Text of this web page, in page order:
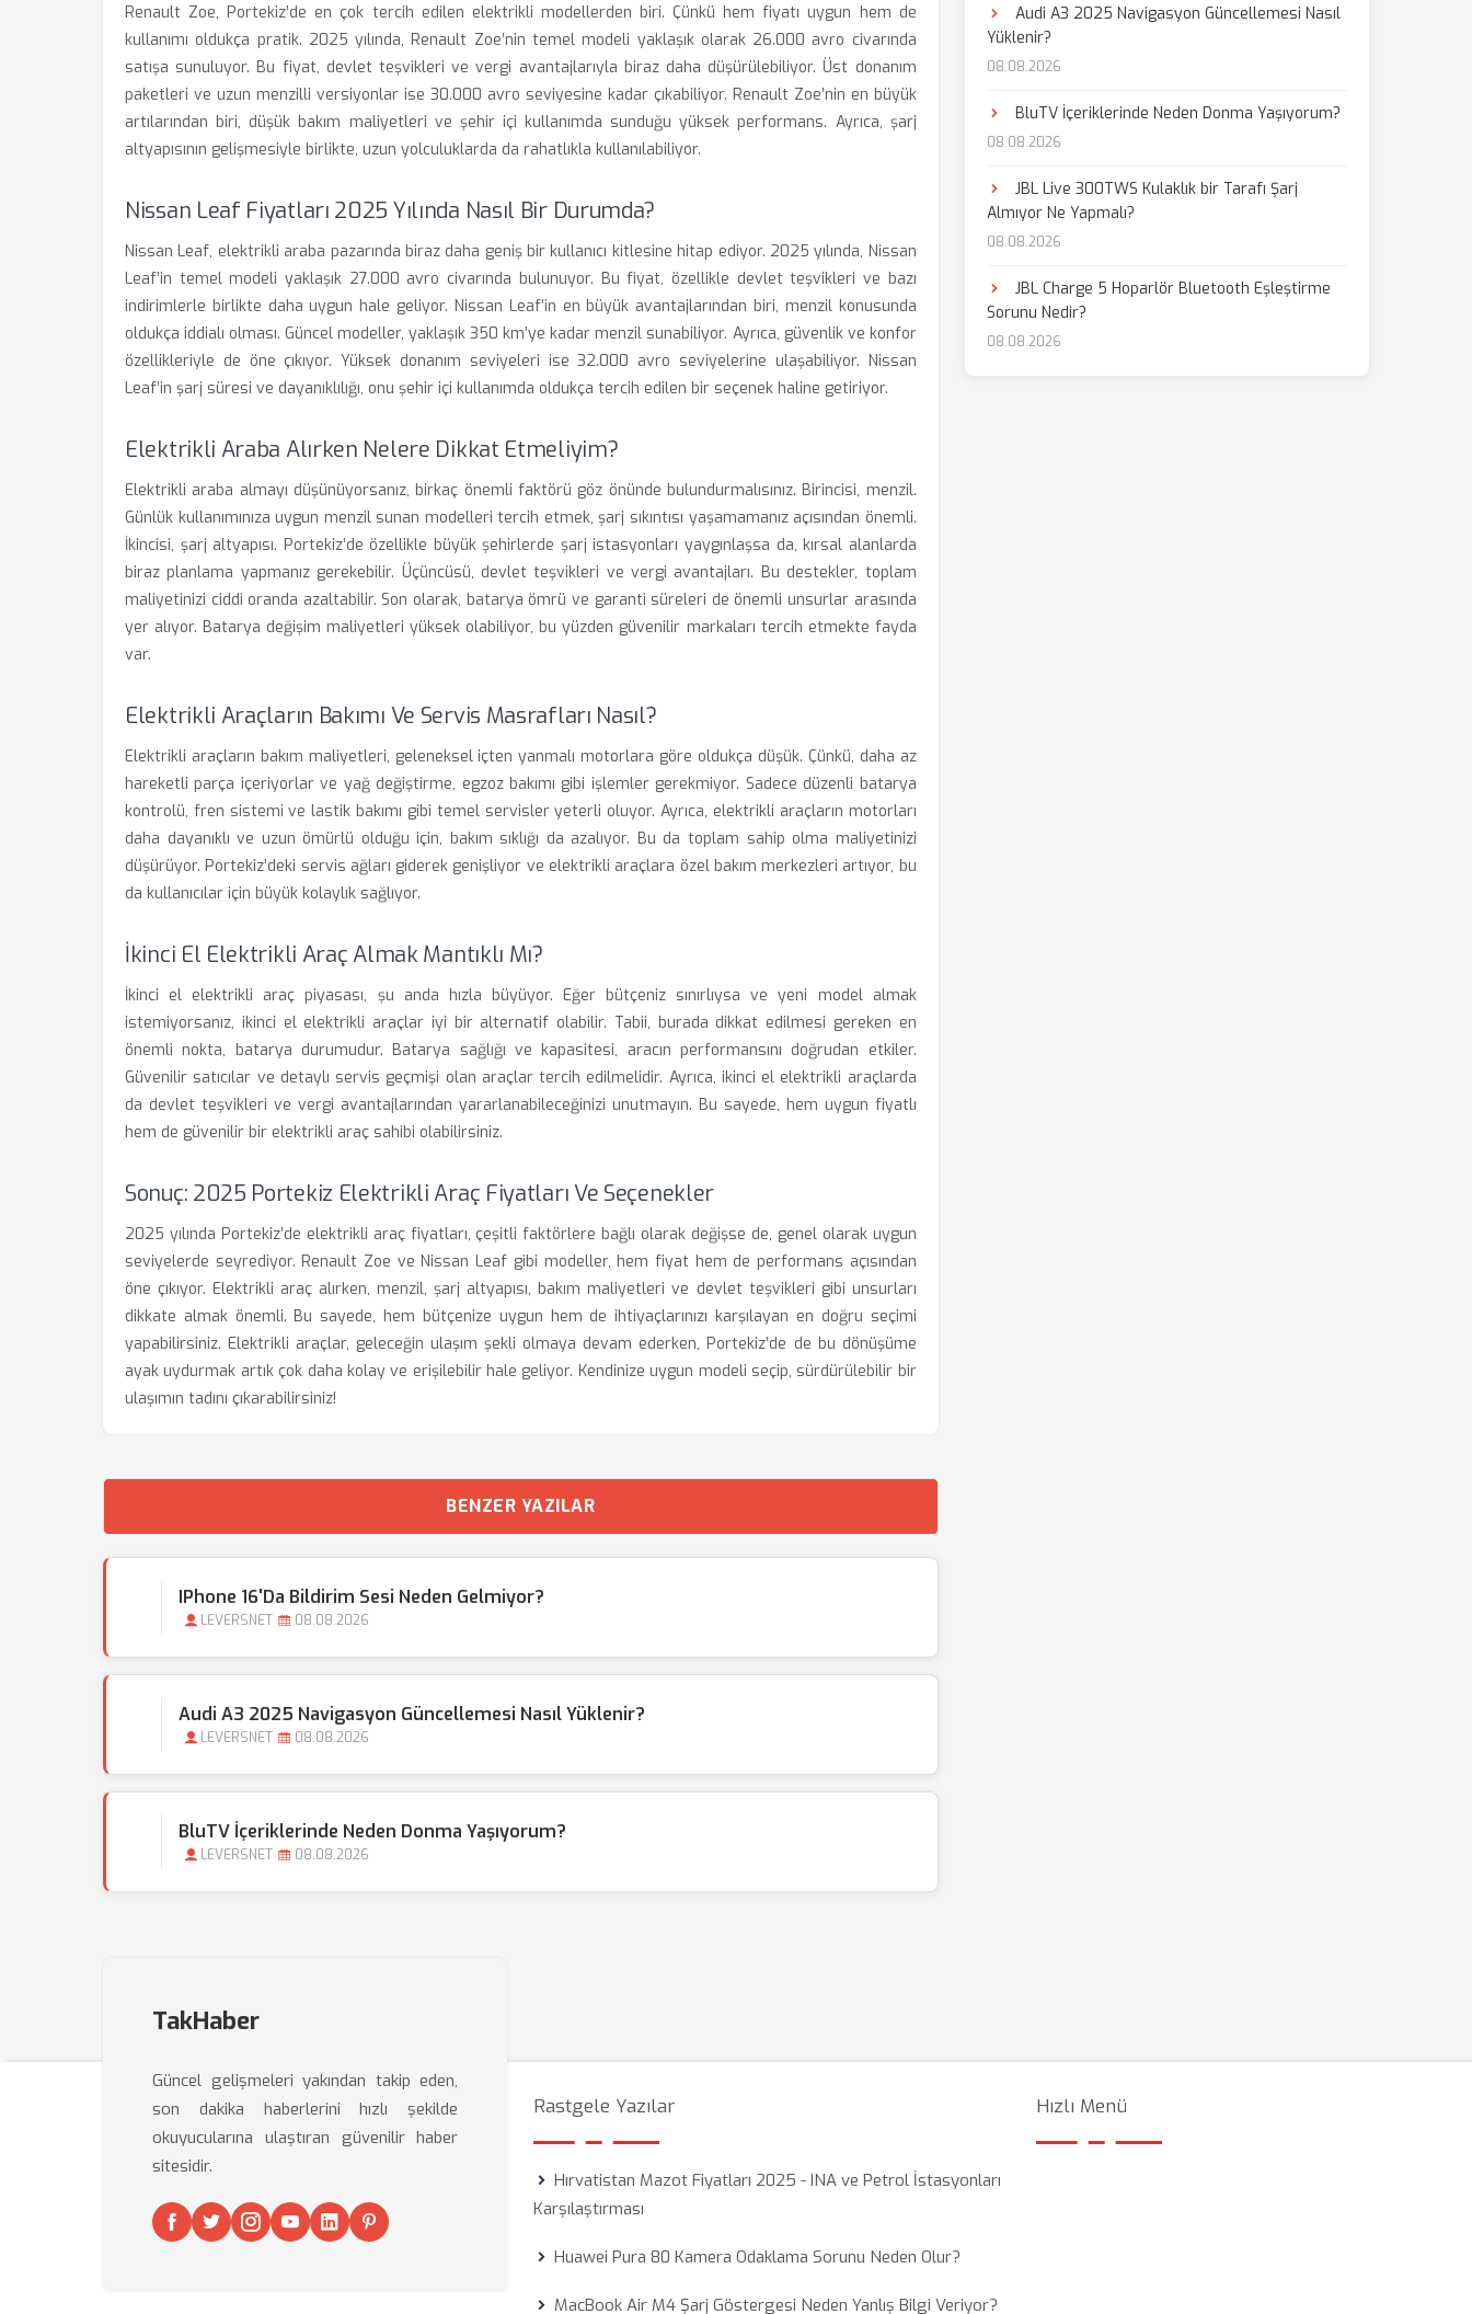
Renault Zoe, Portekiz’de en çok tercih edilen elektrikli modellerden biri. Çünkü hem fiyatı uygun hem de
kullanımı oldukça pratik. 2025 yılında, Renault Zoe’nin temel modeli yaklaşık olarak 26.000 avro civarında
satışa sunuluyor. Bu fiyat, devlet teşvikleri ve vergi avantajlarıyla biraz daha düşürülebiliyor. Üst donanım
paketleri ve uzun menzilli versiyonlar ise 30.000 avro seviyesine kadar çıkabiliyor. Renault Zoe’nin en büyük
artılarından biri, düşük bakım maliyetleri ve şehir içi kullanımda sunduğu yüksek performans. Ayrıca, şarj
altyapısının gelişmesiyle birlikte, uzun yolculuklarda da rahatlıkla kullanılabiliyor.
Nissan Leaf Fiyatları 2025 Yılında Nasıl Bir Durumda?
Nissan Leaf, elektrikli araba pazarında biraz daha geniş bir kullanıcı kitlesine hitap ediyor. 2025 yılında, Nissan
Leaf’in temel modeli yaklaşık 27.000 avro civarında bulunuyor. Bu fiyat, özellikle devlet teşvikleri ve bazı
indirimlerle birlikte daha uygun hale geliyor. Nissan Leaf’in en büyük avantajlarından biri, menzil konusunda
oldukça iddialı olması. Güncel modeller, yaklaşık 350 km’ye kadar menzil sunabiliyor. Ayrıca, güvenlik ve konfor
özellikleriyle de öne çıkıyor. Yüksek donanım seviyeleri ise 32.000 avro seviyelerine ulaşabiliyor. Nissan
Leaf’in şarj süresi ve dayanıklılığı, onu şehir içi kullanımda oldukça tercih edilen bir seçenek haline getiriyor.
Elektrikli Araba Alırken Nelere Dikkat Etmeliyim?
Elektrikli araba almayı düşünüyorsanız, birkaç önemli faktörü göz önünde bulundurmalısınız. Birincisi, menzil.
Günlük kullanımınıza uygun menzil sunan modelleri tercih etmek, şarj sıkıntısı yaşamamanız açısından önemli.
İkincisi, şarj altyapısı. Portekiz’de özellikle büyük şehirlerde şarj istasyonları yaygınlaşsa da, kırsal alanlarda
biraz planlama yapmanız gerekebilir. Üçüncüsü, devlet teşvikleri ve vergi avantajları. Bu destekler, toplam
maliyetinizi ciddi oranda azaltabilir. Son olarak, batarya ömrü ve garanti süreleri de önemli unsurlar arasında
yer alıyor. Batarya değişim maliyetleri yüksek olabiliyor, bu yüzden güvenilir markaları tercih etmekte fayda
var.
Elektrikli Araçların Bakımı Ve Servis Masrafları Nasıl?
Elektrikli araçların bakım maliyetleri, geleneksel içten yanmalı motorlara göre oldukça düşük. Çünkü, daha az
hareketli parça içeriyorlar ve yağ değiştirme, egzoz bakımı gibi işlemler gerekmiyor. Sadece düzenli batarya
kontrolü, fren sistemi ve lastik bakımı gibi temel servisler yeterli oluyor. Ayrıca, elektrikli araçların motorları
daha dayanıklı ve uzun ömürlü olduğu için, bakım sıklığı da azalıyor. Bu da toplam sahip olma maliyetinizi
düşürüyor. Portekiz’deki servis ağları giderek genişliyor ve elektrikli araçlara özel bakım merkezleri artıyor, bu
da kullanıcılar için büyük kolaylık sağlıyor.
İkinci El Elektrikli Araç Almak Mantıklı Mı?
İkinci el elektrikli araç piyasası, şu anda hızla büyüyor. Eğer bütçeniz sınırlıysa ve yeni model almak
istemiyorsanız, ikinci el elektrikli araçlar iyi bir alternatif olabilir. Tabii, burada dikkat edilmesi gereken en
önemli nokta, batarya durumudur. Batarya sağlığı ve kapasitesi, aracın performansını doğrudan etkiler.
Güvenilir satıcılar ve detaylı servis geçmişi olan araçlar tercih edilmelidir. Ayrıca, ikinci el elektrikli araçlarda
da devlet teşvikleri ve vergi avantajlarından yararlanabileceğinizi unutmayın. Bu sayede, hem uygun fiyatlı
hem de güvenilir bir elektrikli araç sahibi olabilirsiniz.
Sonuç: 2025 Portekiz Elektrikli Araç Fiyatları Ve Seçenekler
2025 yılında Portekiz’de elektrikli araç fiyatları, çeşitli faktörlere bağlı olarak değişse de, genel olarak uygun
seviyelerde seyrediyor. Renault Zoe ve Nissan Leaf gibi modeller, hem fiyat hem de performans açısından
öne çıkıyor. Elektrikli araç alırken, menzil, şarj altyapısı, bakım maliyetleri ve devlet teşvikleri gibi unsurları
dikkate almak önemli. Bu sayede, hem bütçenize uygun hem de ihtiyaçlarınızı karşılayan en doğru seçimi
yapabilirsiniz. Elektrikli araçlar, geleceğin ulaşım şekli olmaya devam ederken, Portekiz’de de bu dönüşüme
ayak uydurmak artık çok daha kolay ve erişilebilir hale geliyor. Kendinize uygun modeli seçip, sürdürülebilir bir
ulaşımın tadını çıkarabilirsiniz!
BENZER YAZILAR
IPhone 16'da Bildirim Sesi Neden Gelmiyor?
LEVERSNET 08.08.2026
Audi A3 2025 Navigasyon Güncellemesi Nasıl Yüklenir?
LEVERSNET 08.08.2026
BluTV İçeriklerinde Neden Donma Yaşıyorum?
LEVERSNET 08.08.2026
Audi A3 2025 Navigasyon Güncellemesi Nasıl
Yüklenir?
08.08.2026
BluTV İçeriklerinde Neden Donma Yaşıyorum?
08.08.2026
JBL Live 300TWS Kulaklık bir Tarafı Şarj
Almıyor Ne Yapmalı?
08.08.2026
JBL Charge 5 Hoparlör Bluetooth Eşleştirme
Sorunu Nedir?
08.08.2026
TakHaber
Güncel gelişmeleri yakından takip eden,
son dakika haberlerini hızlı şekilde
okuyucularına ulaştıran güvenilir haber
sitesidir.
Rastgele Yazılar
Hırvatistan Mazot Fiyatları 2025 - INA ve Petrol İstasyonları
Karşılaştırması
Huawei Pura 80 Kamera Odaklama Sorunu Neden Olur?
MacBook Air M4 Şarj Göstergesi Neden Yanlış Bilgi Veriyor?
Hızlı Menü